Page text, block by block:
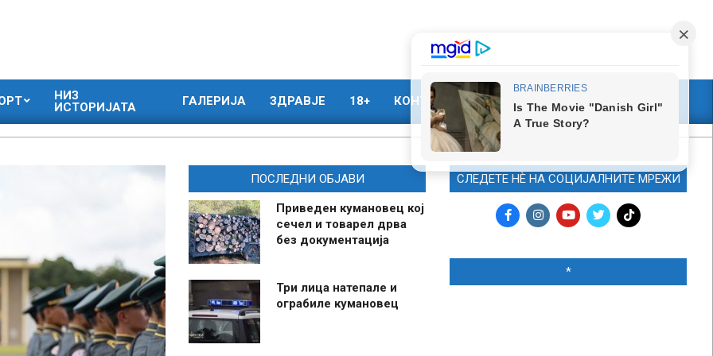
НИЗ
ИСТОРИЈАТА
ГАЛЕРИЈА ЗДРАВЈЕ 18+ КОНТАКТ МАРКЕТИНГ
ПОСЛЕДНИ ОБЈАВИ
Приведен кумановец кој
сечел и товарел дрва
без документација
Три лица натепале и
ограбиле кумановец
СЛЕДЕТЕ НЀ НА СОЦИЈАЛНИТЕ МРЕЖИ
*